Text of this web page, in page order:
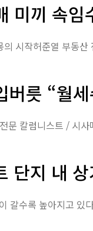
미끼 속임
릇 “월
단지 내